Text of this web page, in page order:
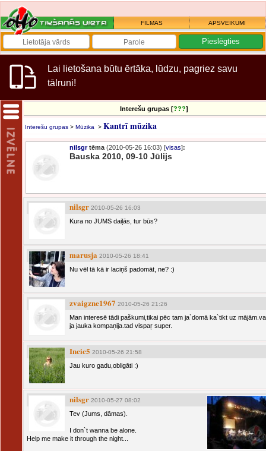
FILMAS APSVEIKUMI
Lai lietošana būtu ērtāka, lūdzu, pagriez savu
tālruni!
Interešu grupas [???]
Interešu grupas > Mūzika > Kantrī mūzika
nilsgrtēma (2010-05-26 16:03) [visas]:
Bauska 2010, 09-10 Jūlijs
nilsgr 2010-05-26 16:03
Kura no JUMS daiļās, tur būs?
marusja 2010-05-26 18:41
Nu vēl tā kā ir laciņš padomāt, ne? :)
zvaigzne1967 2010-05-26 21:26
Man interesē tādi paškumi,tikai pēc tam ja`domā ka`tikt uz
ja jauka kompaņija.tad vispaŗ super.
Incic5 2010-05-26 21:58
Jau kuro gadu,obligāti :)
nilsgr 2010-05-27 08:02
Tev (Jums, dāmas).
I don`t wanna be alone.
Help me make it through the night...